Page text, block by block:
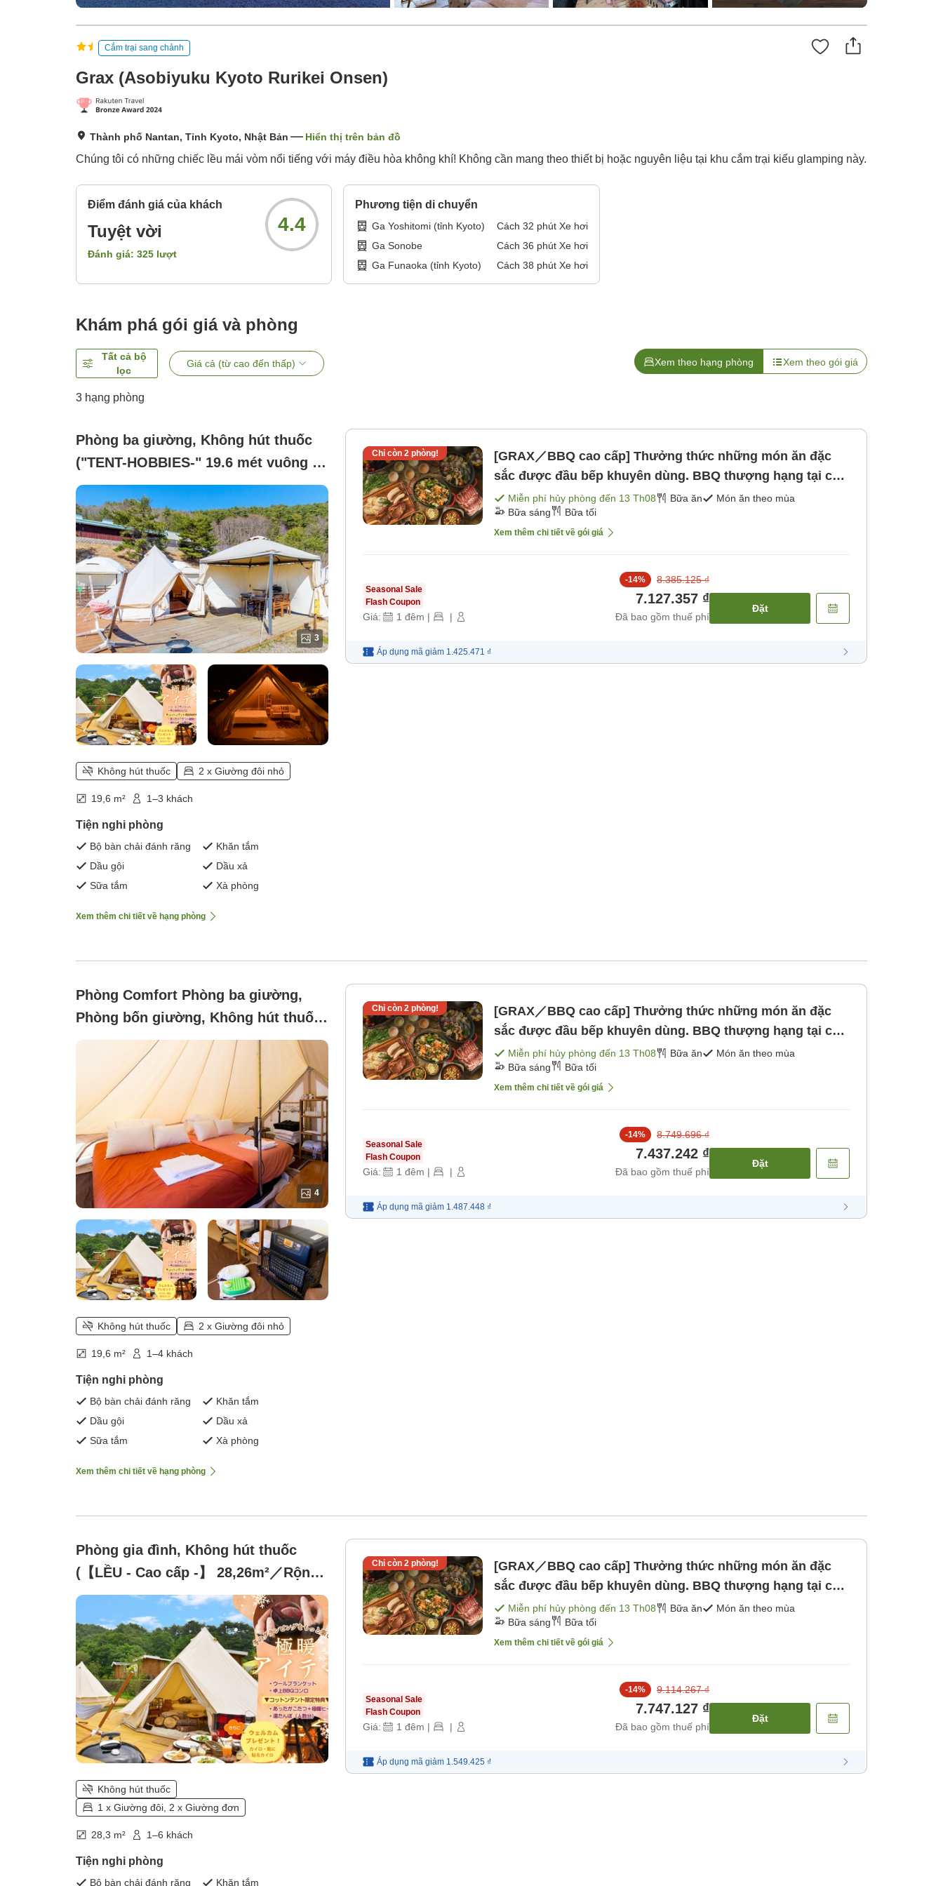
Cắm trại sang chảnh
Grax (Asobiyuku Kyoto Rurikei Onsen)
Thành phố Nantan, Tỉnh Kyoto, Nhật Bản Hiển thị trên bản đồ
Chúng tôi có những chiếc lều mái vòm nổi tiếng với máy điều hòa không khí! Không cần mang theo thiết bị hoặc nguyên liệu tại khu cắm trại kiểu glamping này.
Điểm đánh giá của khách
Tuyệt vời
Đánh giá: 325 lượt
4.4
Phương tiện di chuyển
Ga Yoshitomi (tỉnh Kyoto) Cách 32 phút Xe hơi
Ga Sonobe
Cách 36 phút Xe hơi
Ga Funaoka (tỉnh Kyoto)
Cách 38 phút Xe hơi
Khám phá gói giá và phòng
Tất cả bộ
lọc
Giá cả (từ cao đến thấp) Xem theo hạng phòng Xem theo gói giá
3 hạng phòng
Phòng ba giường, Không hút thuốc
("TENT-HOBBIES-" 19.6 mét vuông /
Dã ngoại gọn nhẹ)
3
Không hút thuốc 2 x Giường đôi nhỏ
19,6 m² 1–3 khách
Tiện nghi phòng
Bộ bàn chải đánh răng
Khăn tắm
Dầu gội
Dầu xả
Sữa tắm
Xà phòng
Xem thêm chi tiết về hạng phòng
Chỉ còn 2phòng!
[GRAX／BBQ cao cấp] Thưởng thức những món ăn đặc
sắc được đầu bếp khuyên dùng. BBQ thượng hạng tại cao
nguyên nơi sao rơi <Phòng tắm lớn mở cửa> [Bữa sáng]
[Bữa tối]
Miễn phí hủy phòng đến 13 Th08 Bữa ăn
Món ăn theo mùa
Bữa sáng
Bữa tối
Xem thêm chi tiết về gói giá
Seasonal Sale
Flash Coupon
Giá: 1 đêm | |
-14% 8.385.125 ₫
7.127.357 ₫
Đã bao gồm thuế phí
Đặt
Áp dụng mã giảm 1.425.471 ₫
Phòng Comfort Phòng ba giường,
Phòng bốn giường, Không hút thuốc
(【TENT-Comfort-】 19.6 mét vuông
／Kèm bếp lửa trại riêng dành cho
4
Không hút thuốc 2 x Giường đôi nhỏ
19,6 m² 1–4 khách
Tiện nghi phòng
Bộ bàn chải đánh răng
Khăn tắm
Dầu gội
Dầu xả
Sữa tắm
Xà phòng
Xem thêm chi tiết về hạng phòng
Chỉ còn 2phòng!
[GRAX／BBQ cao cấp] Thưởng thức những món ăn đặc
sắc được đầu bếp khuyên dùng. BBQ thượng hạng tại cao
nguyên nơi sao rơi <Phòng tắm lớn mở cửa> [Bữa sáng]
[Bữa tối]
Miễn phí hủy phòng đến 13 Th08 Bữa ăn
Món ăn theo mùa
Bữa sáng
Bữa tối
Xem thêm chi tiết về gói giá
Seasonal Sale
Flash Coupon
Giá: 1 đêm | |
-14% 8.749.696 ₫
7.437.242 ₫
Đã bao gồm thuế phí
Đặt
Áp dụng mã giảm 1.487.448 ₫
Phòng gia đình, Không hút thuốc
(【LỀU - Cao cấp -】 28,26m²／Rộng
rãi & Kèm bếp lửa)
Không hút thuốc
1 x Giường đôi, 2 x Giường đơn
28,3 m² 1–6 khách
Tiện nghi phòng
Bộ bàn chải đánh răng Khăn tắm
Chỉ còn 2phòng!
[GRAX／BBQ cao cấp] Thưởng thức những món ăn đặc
sắc được đầu bếp khuyên dùng. BBQ thượng hạng tại cao
nguyên nơi sao rơi <Phòng tắm lớn mở cửa> [Bữa sáng]
[Bữa tối]
Miễn phí hủy phòng đến 13 Th08 Bữa ăn
Món ăn theo mùa
Bữa sáng
Bữa tối
Xem thêm chi tiết về gói giá
Seasonal Sale
Flash Coupon
Giá: 1 đêm | |
-14% 9.114.267 ₫
7.747.127 ₫
Đã bao gồm thuế phí
Đặt
Áp dụng mã giảm 1.549.425 ₫